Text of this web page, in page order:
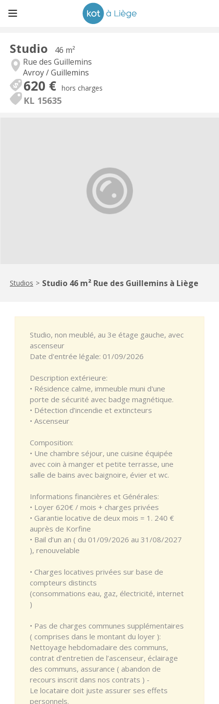
Studio
46 m²
Rue des Guillemins
Avroy / Guillemins
620 € hors charges
KL 15635
Studios > Studio 46 m² Rue des Guillemins à Liège
Studio, non meublé, au 3e étage gauche, avec
ascenseur
Date d'entrée légale: 01/09/2026
Description extérieure:
• Résidence calme, immeuble muni d'une
porte de sécurité avec badge magnétique.
• Détection d’incendie et extincteurs
• Ascenseur
Composition:
• Une chambre séjour, une cuisine équipée
avec coin à manger et petite terrasse, une
salle de bains avec baignoire, évier et wc.
Informations financières et Générales:
• Loyer 620€ / mois + charges privées
• Garantie locative de deux mois = 1. 240 €
auprès de Korfine
• Bail d’un an ( du 01/09/2026 au 31/08/2027
), renouvelable
• Charges locatives privées sur base de
compteurs distincts
(consommations eau, gaz, électricité, internet
)
• Pas de charges communes supplémentaires
( comprises dans le montant du loyer ):
Nettoyage hebdomadaire des communs,
contrat d’entretien de l’ascenseur, éclairage
des communs, assurance ( abandon de
recours inscrit dans nos contrats ) -
Le locataire doit juste assurer ses effets
personnels.